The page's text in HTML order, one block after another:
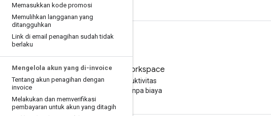
Memasukkan kode promosi
Memulihkan langganan yang
ditangguhkan
Link di email penagihan sudah tidak
berlaku
Mengelola akun yang di-invoice
Tentang akun penagihan dengan
invoice
Melakukan dan memverifikasi
pembayaran untuk akun yang ditagih
Coba Google Workspace
Tingkatkan produktivitas
Anda dengan AI tanpa biaya